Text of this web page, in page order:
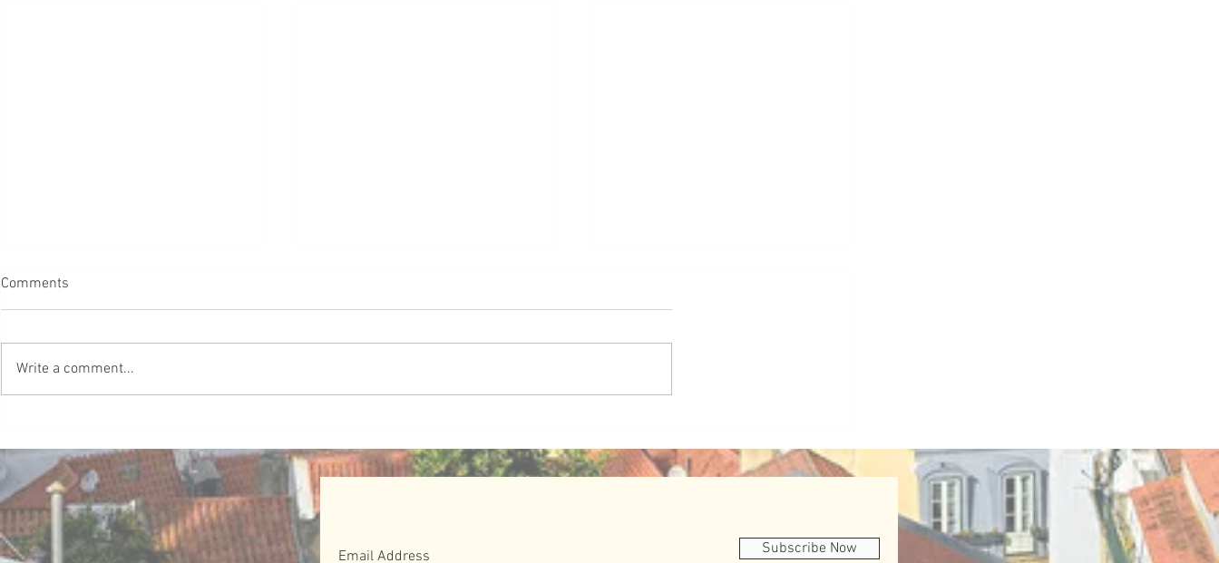
【葡教育】啟發式教育 別自我
信念，並開始認為自己不像男孩那
樣聰明和有能力。他們不再相信自
2018年啟動了Dream Gap...
牙人 出任聯合國人權理事會職
位
能缺少的生命麵包
Comments
Write a comment...
Subscribe Now